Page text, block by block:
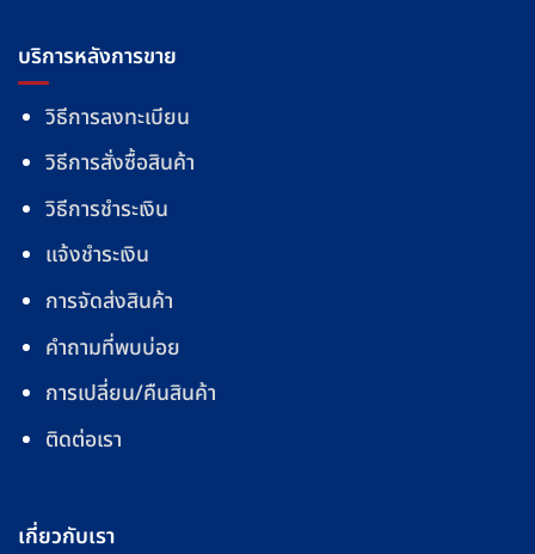
บริการหลังการขาย
วิธีการลงทะเบียน
วิธีการสั่งซื้อสินค้า
วิธีการชำระเงิน
แจ้งชำระเงิน
การจัดส่งสินค้า
คำถามที่พบบ่อย
การเปลี่ยน/คืนสินค้า
ติดต่อเรา
เกี่ยวกับเรา